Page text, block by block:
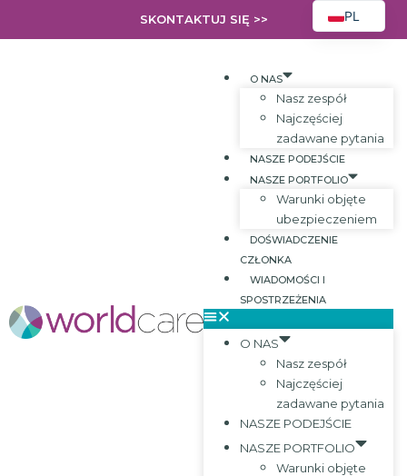
SKONTAKTUJ SIĘ >>
O NAS
Nasz zespół
Najczęściej
zadawane pytania
NASZE PODEJŚCIE
NASZE PORTFOLIO
Warunki objęte
ubezpieczeniem
DOŚWIADCZENIE
CZŁONKA
WIADOMOŚCI I
SPOSTRZEŻENIA
O NAS
Nasz zespół
Najczęściej
zadawane pytania
NASZE PODEJŚCIE
NASZE PORTFOLIO
Warunki objęte
PL
EL
AR
ES
HR
RO